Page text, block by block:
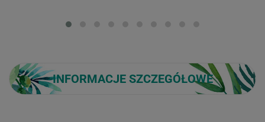
INFORMACJE SZCZEGÓŁOWE